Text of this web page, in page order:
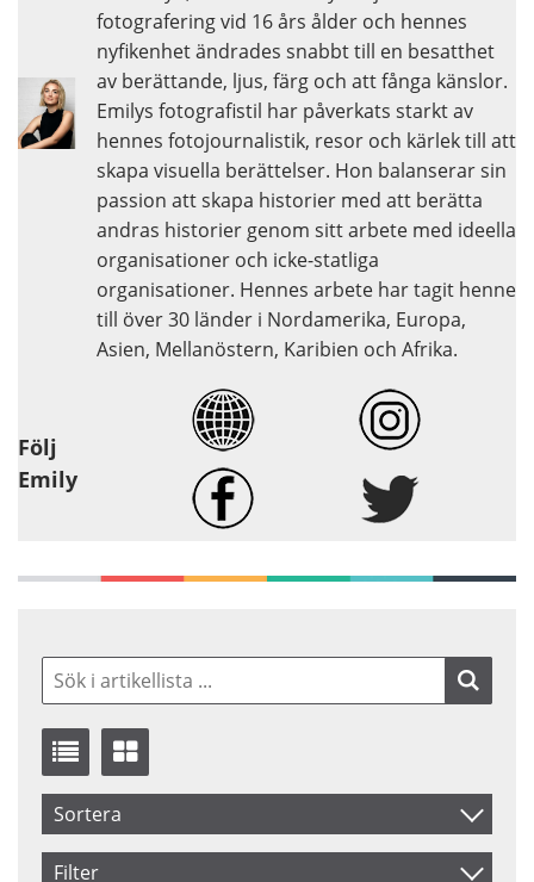
fotografering vid 16 års ålder och hennes
nyfikenhet ändrades snabbt till en besatthet
av berättande, ljus, färg och att fånga känslor.
Emilys fotografistil har påverkats starkt av
hennes fotojournalistik, resor och kärlek till att
skapa visuella berättelser. Hon balanserar sin
passion att skapa historier med att berätta
andras historier genom sitt arbete med ideella
organisationer och icke-statliga
organisationer. Hennes arbete har tagit henne
till över 30 länder i Nordamerika, Europa,
Asien, Mellanöstern, Karibien och Afrika.
Följ
Emily
Sortera
Benämning
Filter